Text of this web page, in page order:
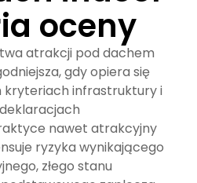
oceny
atrakcji pod dachem
gdy opiera się
kryteriach infrastruktury i
nawet atrakcyjny
ryzyka wynikającego
złego stanu